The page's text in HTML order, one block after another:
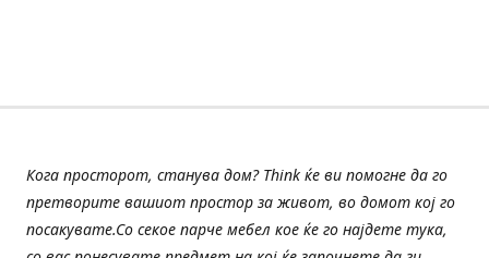
Кога просторот, станува дом? Think ќе ви помогне да го
претворите вашиот простор за живот, во домот кој го
посакувате.Со секое парче мебел кое ќе го најдете тука,